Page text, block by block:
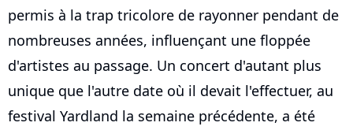
permis à la trap tricolore de rayonner pendant de
nombreuses années, influençant une floppée
d'artistes au passage. Un concert d'autant plus
unique que l'autre date où il devait l'effectuer, au
festival Yardland la semaine précédente, a été